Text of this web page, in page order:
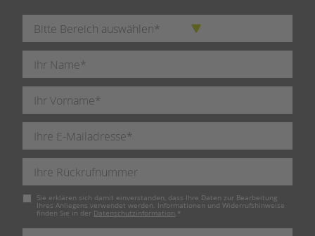
Pflichtfeld
Sie erklären sich damit einverstanden, dass Ihre Daten zur Bearbeitung
Ihres Anliegens verwendet werden. Informationen und Widerrufshinweise
finden Sie in der Datenschutzinformation. *